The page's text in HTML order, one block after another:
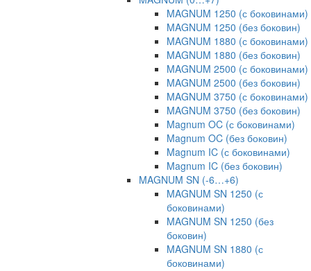
MAGNUM 1250 (с боковинами)
MAGNUM 1250 (без боковин)
MAGNUM 1880 (с боковинами)
MAGNUM 1880 (без боковин)
MAGNUM 2500 (с боковинами)
MAGNUM 2500 (без боковин)
MAGNUM 3750 (с боковинами)
MAGNUM 3750 (без боковин)
Magnum OC (с боковинами)
Magnum OC (без боковин)
Magnum IC (с боковинами)
Magnum IC (без боковин)
MAGNUM SN (-6…+6)
MAGNUM SN 1250 (с
боковинами)
MAGNUM SN 1250 (без
боковин)
MAGNUM SN 1880 (с
боковинами)